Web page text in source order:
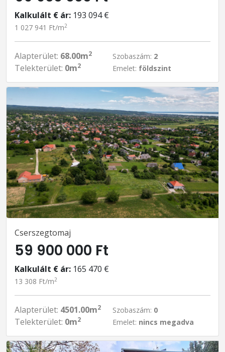
Kalkulált € ár: 193 094 €
1 027 941 Ft/m2
Alapterület: 68.00m2
Telekterület: 0m2
Szobaszám: 2
Emelet: földszint
Cserszegtomaj
59 900 000 Ft
Kalkulált € ár: 165 470 €
13 308 Ft/m2
Alapterület: 4501.00m2
Telekterület: 0m2
Szobaszám: 0
Emelet: nincs megadva